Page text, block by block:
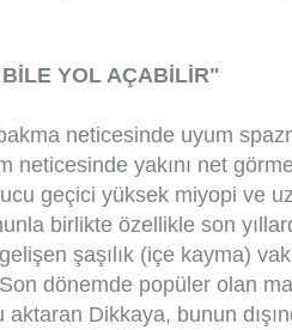
YOL AÇABİLİR"
neticesinde uyum
neticesinde yakını net
geçici yüksek miyopi ve
birlikte özellikle son
şaşılık (içe kayma)
dönemde popüler olan
Dikkaya, bunun